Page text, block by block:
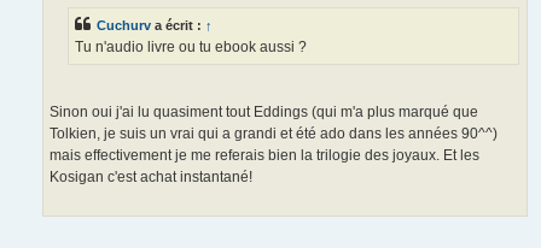
Cuchurv a écrit : ↑
Tu n'audio livre ou tu ebook aussi ?
Sinon oui j'ai lu quasiment tout Eddings (qui m'a plus marqué que
Tolkien, je suis un vrai qui a grandi et été ado dans les années 90^^)
mais effectivement je me referais bien la trilogie des joyaux. Et les
Kosigan c'est achat instantané!